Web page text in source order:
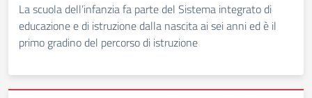
La scuola dell’infanzia fa parte del Sistema integrato di
educazione e di istruzione dalla nascita ai sei anni ed è il
primo gradino del percorso di istruzione